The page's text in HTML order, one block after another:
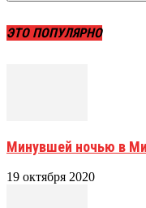
ЭТО ПОПУЛЯРНО
Минувшей ночью в
19 октября 2020